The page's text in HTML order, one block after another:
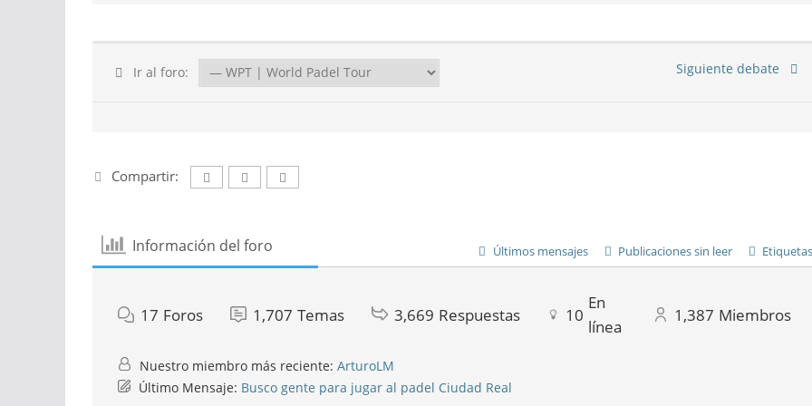
Ir al foro: Siguiente debate
Compartir:
Información del foro Últimos mensajes Publicaciones sin leer Etiquetas
17 Foros 1,707 Temas 3,669 Respuestas 10
En
línea
1,387 Miembros
Nuestro miembro más reciente: ArturoLM
Último Mensaje: Busco gente para jugar al padel Ciudad Real